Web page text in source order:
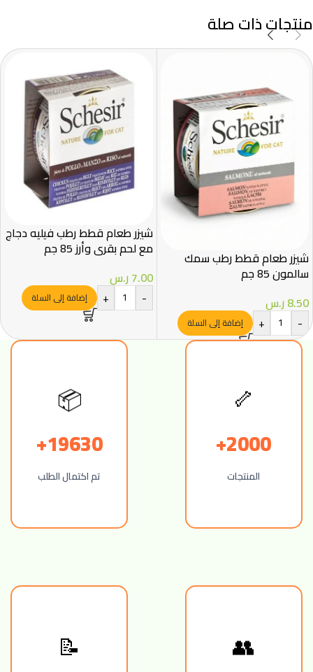
منتجات ذات صلة
شيزر طعام قطط رطب سمك
سالمون 85 جم
8.50ر.س
-
+ إضافة إلى السلة
شيزر طعام قطط رطب فيليه دجاج
مع لحم بقري وأرز 85 جم
7.00ر.س
-
+ إضافة إلى السلة
🦴
2000+
المنتجات
📦
19630+
تم اكتمال الطلب
👥
📝